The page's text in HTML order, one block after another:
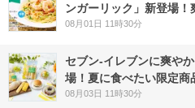
ンガーリック」新登場
08月01日 11時30分
セブン‐イレブンに爽や
場！夏に食べたい限定商
08月03日 11時30分